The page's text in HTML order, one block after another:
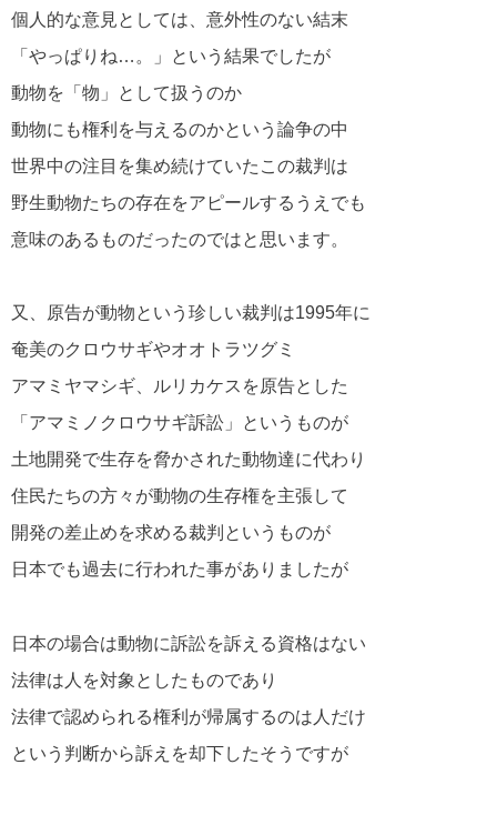
個人的な意見としては、意外性のない結末
「やっぱりね…。」という結果でしたが
動物を「物」として扱うのか
動物にも権利を与えるのかという論争の中
世界中の注目を集め続けていたこの裁判は
野生動物たちの存在をアピールするうえでも
意味のあるものだったのではと思います。
又、原告が動物という珍しい裁判は1995年に
奄美のクロウサギやオオトラツグミ
アマミヤマシギ、ルリカケスを原告とした
「アマミノクロウサギ訴訟」というものが
土地開発で生存を脅かされた動物達に代わり
住民たちの方々が動物の生存権を主張して
開発の差止めを求める裁判というものが
日本でも過去に行われた事がありましたが
日本の場合は動物に訴訟を訴える資格はない
法律は人を対象としたものであり
法律で認められる権利が帰属するのは人だけ
という判断から訴えを却下したそうですが